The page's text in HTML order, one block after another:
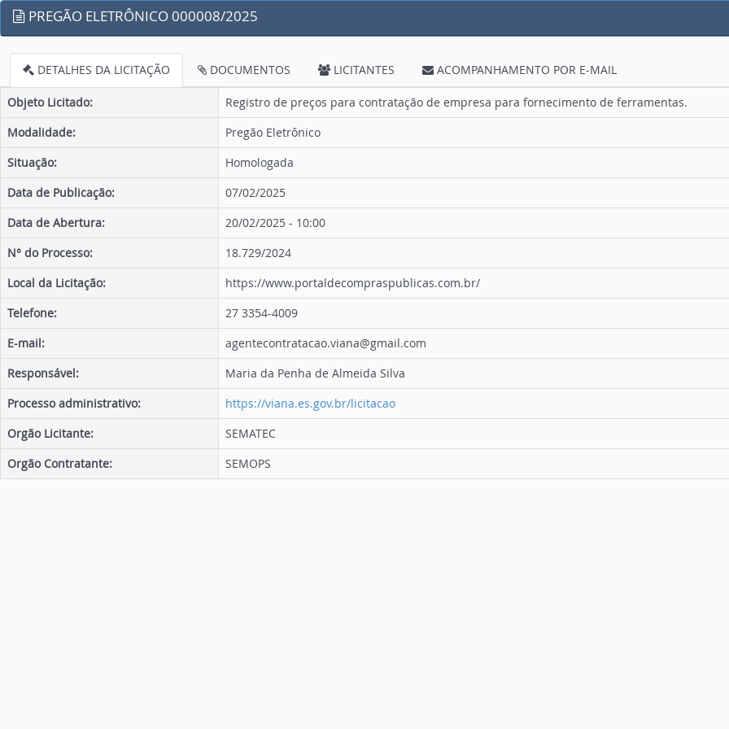
PREGÃO ELETRÔNICO 000008/2025
DETALHES DA LICITAÇÃO DOCUMENTOS LICITANTES ACOMPANHAMENTO POR E-MAIL
Objeto Licitado:
Registro de preços para contratação de empresa para fornecimento de ferramentas.
Modalidade:
Pregão Eletrônico
Situação:
Homologada
Data de Publicação:
07/02/2025
Data de Abertura:
20/02/2025 - 10:00
N° do Processo:
18.729/2024
Local da Licitação:
https://www.portaldecompraspublicas.com.br/
Telefone:
27 3354-4009
E-mail:
agentecontratacao.viana@gmail.com
Responsável:
Maria da Penha de Almeida Silva
Processo administrativo:
https://viana.es.gov.br/licitacao
Orgão Licitante:
SEMATEC
Orgão Contratante:
SEMOPS